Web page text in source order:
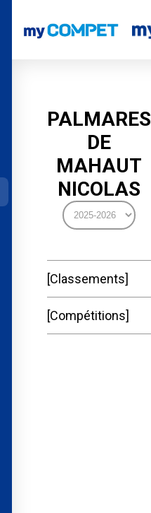
PALMARES
DE
MAHAUT
NICOLAS
Classements
Compétitions